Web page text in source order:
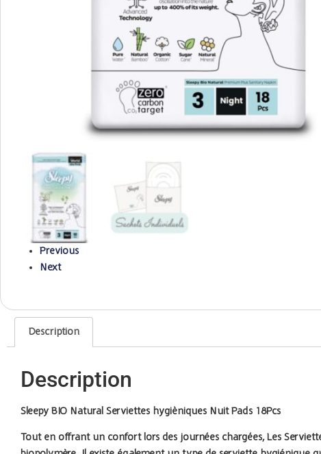
Previous
Next
Description
Description
Sleepy BIO Natural Serviettes hygièniques Nuit Pads 18Pcs
Tout en offrant un confort lors des journées chargées, Les